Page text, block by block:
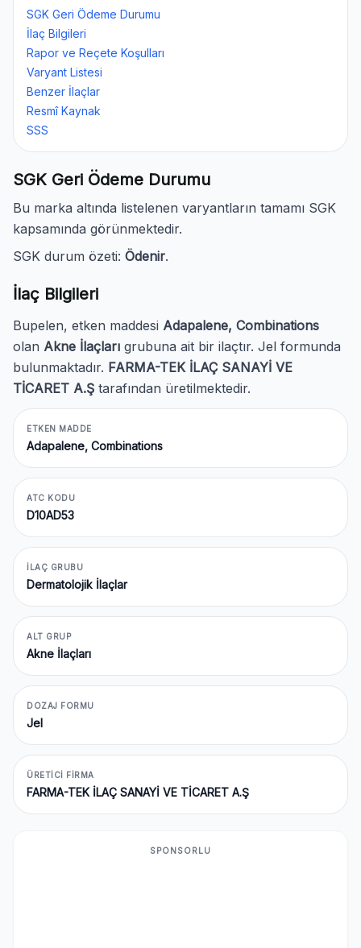
SGK Geri Ödeme Durumu
İlaç Bilgileri
Rapor ve Reçete Koşulları
Varyant Listesi
Benzer İlaçlar
Resmî Kaynak
SSS
SGK Geri Ödeme Durumu
Bu marka altında listelenen varyantların tamamı SGK
kapsamında görünmektedir.
SGK durum özeti: Ödenir.
İlaç Bilgileri
Bupelen, etken maddesi Adapalene, Combinations
olan Akne İlaçları grubuna ait bir ilaçtır. Jel formunda
bulunmaktadır. FARMA-TEK İLAÇ SANAYİ VE
TİCARET A.Ş tarafından üretilmektedir.
ETKEN MADDE
Adapalene, Combinations
ATC KODU
D10AD53
İLAÇ GRUBU
Dermatolojik İlaçlar
ALT GRUP
Akne İlaçları
DOZAJ FORMU
Jel
ÜRETICI FIRMA
FARMA-TEK İLAÇ SANAYİ VE TİCARET A.Ş
SPONSORLU